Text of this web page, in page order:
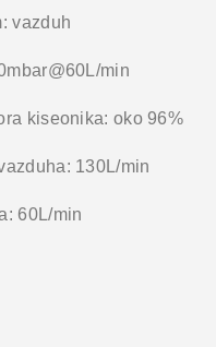
vazduh
min
kiseonika: oko 96%
130L/min
60L/min